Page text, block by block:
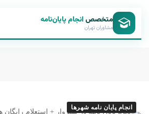
متخصص انجام پایان‌نامه
مشاوران تهران
انجام پایان نامه شهرها